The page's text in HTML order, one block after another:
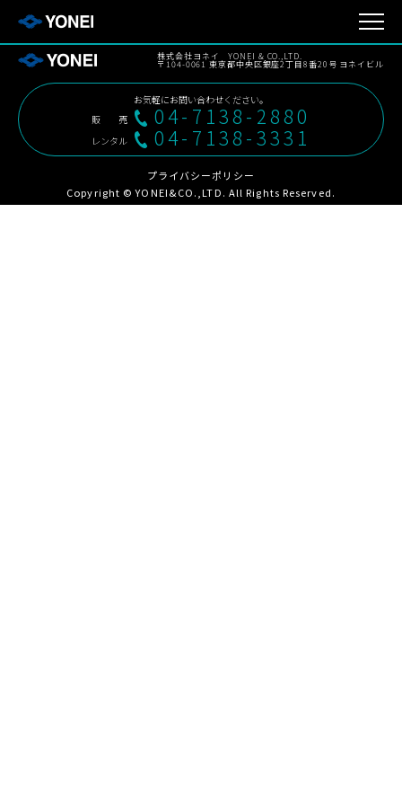
株式会社ヨネイ YONEI & CO.,LTD.
〒104-0061 東京都中央区銀座2丁目8番20号 ヨネイビル
お気軽にお問い合わせください。
販売
04-7138-2880
レンタル 04-7138-3331
プライバシーポリシー
Copyright © YONEI&CO.,LTD. All Rights Reserved.